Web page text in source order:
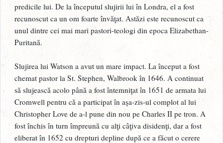
predicile lui. De la începutul slujirii lui în Londra, el a fost
recunoscut ca un om foarte învăţat. Astăzi este recunoscut ca
unul dintre cei mai mari pastori-teologi din epoca Elizabethan-
Puritană.
Slujirea lui Watson a avut un mare impact. La început a fost
chemat pastor la St. Stephen, Walbrook în 1646. A continuat
să slujească acolo până a fost întemniţat în 1651 de armata lui
Cromwell pentru că a participat în aşa-zis-ul complot al lui
Christopher Love de a-l pune din nou pe Charles II pe tron. A
fost închis în turn împreună cu alţi câţiva disidenţi, dar a fost
eliberat în 1652 cu drepturi depline după ce a făcut o cerere